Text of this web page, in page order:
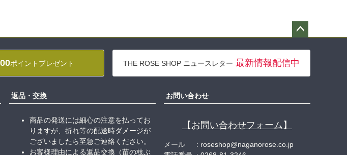
ップ
へ
ポイントプレゼント THE ROSE SHOP ニュースレター 最新情報配信中
返品・交換
商品の発送には細心の注意を払ってお
りますが、折れ等の配送時ダメージが
ございましたら至急ご連絡ください。
お客様理由による返品交換（苗の枝ぶ
お問い合わせ
【お問い合わせフォーム】
メール
roseshop@naganorose.co.jp